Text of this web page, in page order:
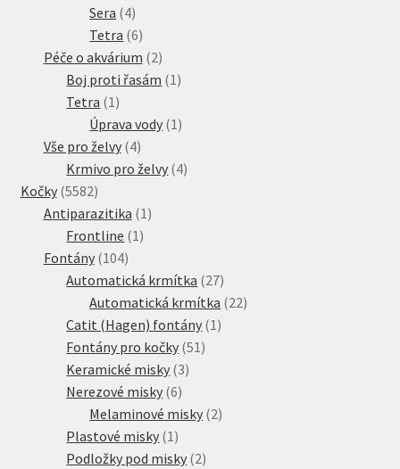
Sera 44
produkty
Tetra 66
produktů
Péče o akvárium 22
produkty
Boj proti řasám 1 1
Tetra 1 1
produkt
Úprava vody 1 1
Vše pro želvy 44
produkty
Krmivo pro želvy 44
Kočky 55825582
produktů
Antiparazitika 1 1
Frontline 1 1
Fontány 104104
produktů
Automatická krmítka 2727
produktů
Automatická krmítka 2222
Catit (Hagen) fontány 1 1
Fontány pro kočky 51 51
Keramické misky 33
Nerezové misky 66
produktů
Melaminové misky 22
Plastové misky 1 1
produkt
Podložky pod misky 22